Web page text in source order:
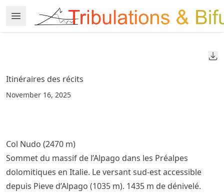
to
article
to
content
Open Menu
Made with MyST
Itinéraires des récits
November 16, 2025
Col Nudo (2470 m)
Sommet du massif de l’Alpago dans les Préalpes
dolomitiques en Italie. Le versant sud-est accessible
depuis Pieve d’Alpago (1035 m). 1435 m de dénivelé.